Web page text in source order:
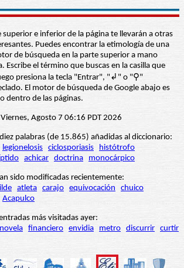
superior e inferior de la página te llevarán a otras
Puedes encontrar la etimología de una
de búsqueda en la parte superior a mano
Escribe el término que buscas en la casilla que
presiona la tecla "Entrar", "↲" o "⚲"
El motor de búsqueda de Google abajo es
dentro de las páginas.
Agosto 7 06:16 PDT 2026
palabras (de 15.865) añadidas al diccionario:
legionelosis ciclosporiasis
histótrofo
achicar doctrina monocárpico
sido modificadas recientemente:
atleta carajo equivocación
chuico
Acapulco
más visitadas ayer:
novela financiero envidia metro discurrir curtir